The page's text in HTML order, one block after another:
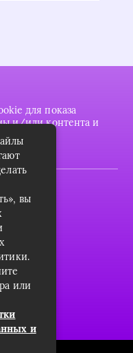
для показа
и/или контента и
вы
или
и